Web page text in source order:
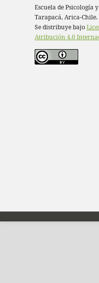
Escuela de Psicología
Tarapacá, Arica-Chile.
Se distribuye bajo
Atribución 4.0